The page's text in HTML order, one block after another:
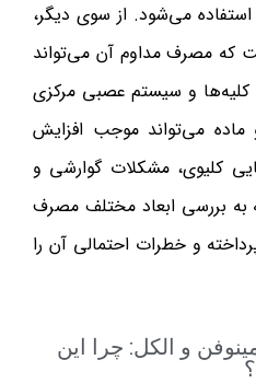
می‌شود. از سوی دیگر،
که مصرف مداوم آن می‌تواند
کلیه‌ها و سیستم عصبی مرکزی
می‌تواند موجب افزایش
کلیوی، مشکلات گوارشی و
بررسی ابعاد مختلف مصرف
و خطرات احتمالی آن را
و الکل: چرا این